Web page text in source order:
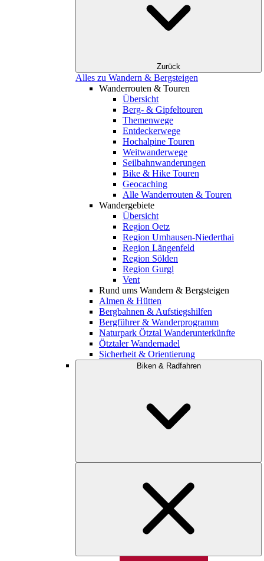
Zurück
Alles zu Wandern & Bergsteigen
Wanderrouten & Touren
Übersicht
Berg- & Gipfeltouren
Themenwege
Entdeckerwege
Hochalpine Touren
Weitwanderwege
Seilbahnwanderungen
Bike & Hike Touren
Geocaching
Alle Wanderrouten & Touren
Wandergebiete
Übersicht
Region Oetz
Region Umhausen-Niederthai
Region Längenfeld
Region Sölden
Region Gurgl
Vent
Rund ums Wandern & Bergsteigen
Almen & Hütten
Bergbahnen & Aufstiegshilfen
Bergführer & Wanderprogramm
Naturpark Ötztal Wanderunterkünfte
Ötztaler Wandernadel
Sicherheit & Orientierung
Biken & Radfahren